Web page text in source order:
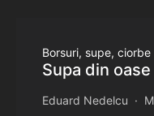
Borsuri, supe, ciorbe
Supa din
Eduard Nedelcu